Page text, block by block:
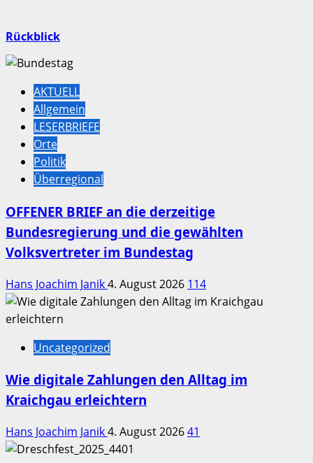
Rückblick
AKTUELL
Allgemein
LESERBRIEFE
Orte
Politik
Überregional
OFFENER BRIEF an die derzeitige
Bundesregierung und die gewählten
Volksvertreter im Bundestag
Hans Joachim Janik4. August 2026 114
Uncategorized
Wie digitale Zahlungen den Alltag im
Kraichgau erleichtern
Hans Joachim Janik4. August 202641